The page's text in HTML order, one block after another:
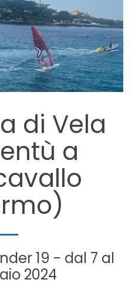
di Vela
a
19 - dal 7 al
2024